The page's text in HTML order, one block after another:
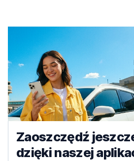
Zaoszczędź
dzięki naszej